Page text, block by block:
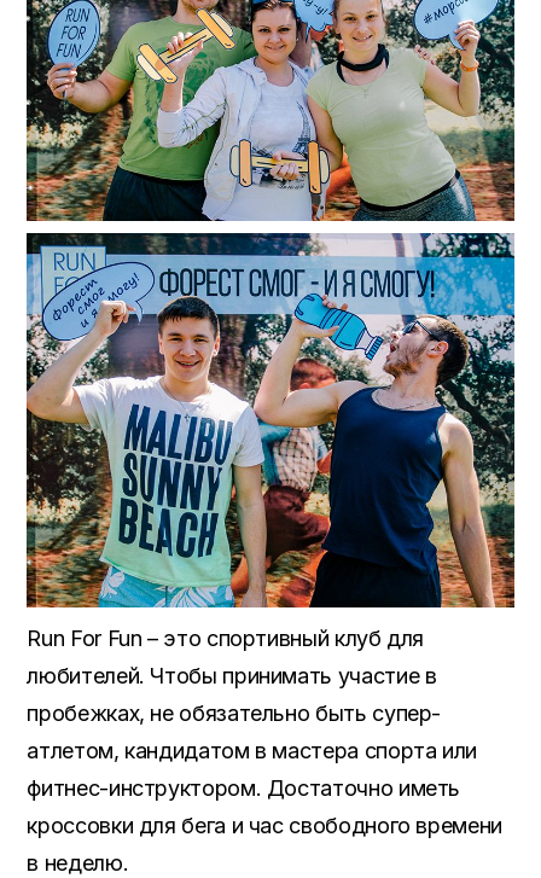
Run For Fun – это спортивный клуб для
любителей. Чтобы принимать участие в
пробежках, не обязательно быть супер-
атлетом, кандидатом в мастера спорта или
фитнес-инструктором. Достаточно иметь
кроссовки для бега и час свободного времени
в неделю.